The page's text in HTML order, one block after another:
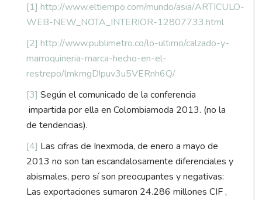
[1] http://www.eltiempo.com/mundo/asia/ARTICULO-
WEB-NEW_NOTA_INTERIOR-12807733.html
[2] http://www.publimetro.co/lo-ultimo/calzado-y-
marroquineria-marca-hecho-en-el-
restrepo/lmkmgD!puv3u5VERnh6Q/
[3] Según el comunicado de la conferencia
impartida por ella en Colombiamoda 2013. (no la
de tendencias).
[4] Las cifras de Inexmoda, de enero a mayo de
2013 no son tan escandalosamente diferenciales y
abismales, pero sí son preocupantes y negativas:
Las exportaciones sumaron 24.286 millones CIF ,